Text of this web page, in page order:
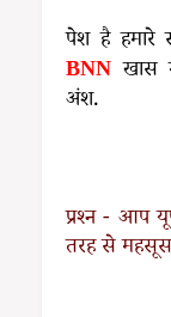
पेश है हमारे
BNNखास
अंश.
प्रश्न - आप
तरह से